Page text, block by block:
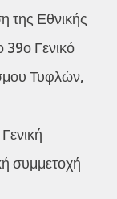
της Εθνικής
Γενικό
Τυφλών,
συμμετοχή